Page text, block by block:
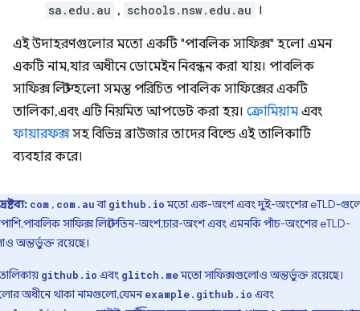
sa.edu.au , schools.nsw.edu.au ।
এই উদাহরণগুলোর মতো একটি "পাবলিক সাফিক্স" হলো এমন
একটি নাম, যার অধীনে ডোমেইন নিবন্ধন করা যায়। পাবলিক
সাফিক্স লিস্ট হলো সমস্ত পরিচিত পাবলিক সাফিক্সের একটি
তালিকা, এবং এটি নিয়মিত আপডেট করা হয়। ক্রোমিয়াম এবং
ফায়ারফক্সসহ বিভিন্ন ব্রাউজার তাদের বিল্ডে এই তালিকাটি
ব্যবহার করে।
দ্রষ্টব্য: com , com.auবাgithub.ioমতো এক-অংশ এবং দুই-অংশের eTLD-
পাবলিক সাফিক্স লিস্টে তিন-অংশ, চার-অংশ এবং এমনকি পাঁচ-অংশের eTLD-
অন্তর্ভুক্ত রয়েছে।
github.io এবং glitch.meমতো সাফিক্সগুলোও অন্তর্ভুক্ত রয়েছে।
অধীনে থাকা নামগুলো, যেমনexample.github.io এবং